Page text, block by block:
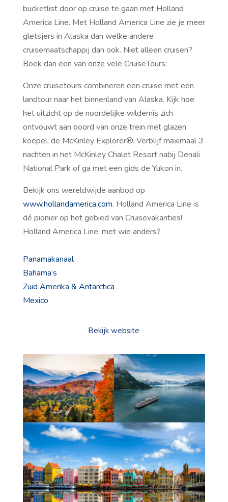
bucketlist door op cruise te gaan met Holland
America Line. Met Holland America Line zie je meer
gletsjers in Alaska dan welke andere
cruisemaatschappij dan ook. Niet alleen cruisen?
Boek dan een van onze vele CruiseTours:
Onze cruisetours combineren een cruise met een
landtour naar het binnenland van Alaska. Kijk hoe
het uitzicht op de noordelijke wildernis zich
ontvouwt aan boord van onze trein met glazen
koepel, de McKinley Explorer®. Verblijf maximaal 3
nachten in het McKinley Chalet Resort nabij Denali
National Park of ga met een gids de Yukon in.
Bekijk ons wereldwijde aanbod op
www.hollandamerica.com. Holland America Line is
dé pionier op het gebied van Cruisevakanties!
Holland America Line: met wie anders?
Panamakanaal
Bahama’s
Zuid Amerika & Antarctica
Mexico
Bekijk website